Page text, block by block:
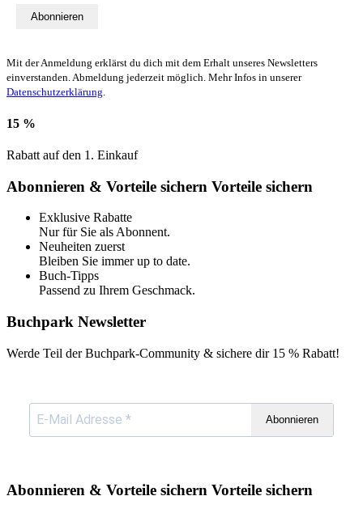
Abonnieren
Mit der Anmeldung erklärst du dich mit dem Erhalt unseres Newsletters
einverstanden. Abmeldung jederzeit möglich. Mehr Infos in unserer
Datenschutzerklärung.
15 %
Rabatt auf den 1. Einkauf
Abonnieren & Vorteile sichern Vorteile sichern
Exklusive Rabatte
Nur für Sie als Abonnent.
Neuheiten zuerst
Bleiben Sie immer up to date.
Buch-Tipps
Passend zu Ihrem Geschmack.
Buchpark Newsletter
Werde Teil der Buchpark-Community & sichere dir 15 % Rabatt!
Abonnieren
Abonnieren & Vorteile sichern Vorteile sichern